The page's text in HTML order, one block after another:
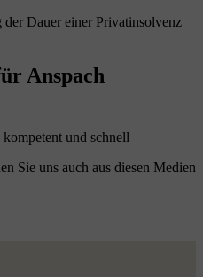
der Dauer einer Privatinsolvenz
Anspach
und schnell
Sie uns auch aus diesen Medien